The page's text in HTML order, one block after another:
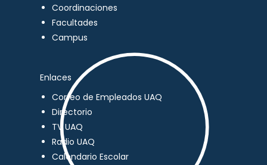
Coordinaciones
Facultades
Campus
Enlaces
Correo de Empleados UAQ
Directorio
TV UAQ
Radio UAQ
Calendario Escolar